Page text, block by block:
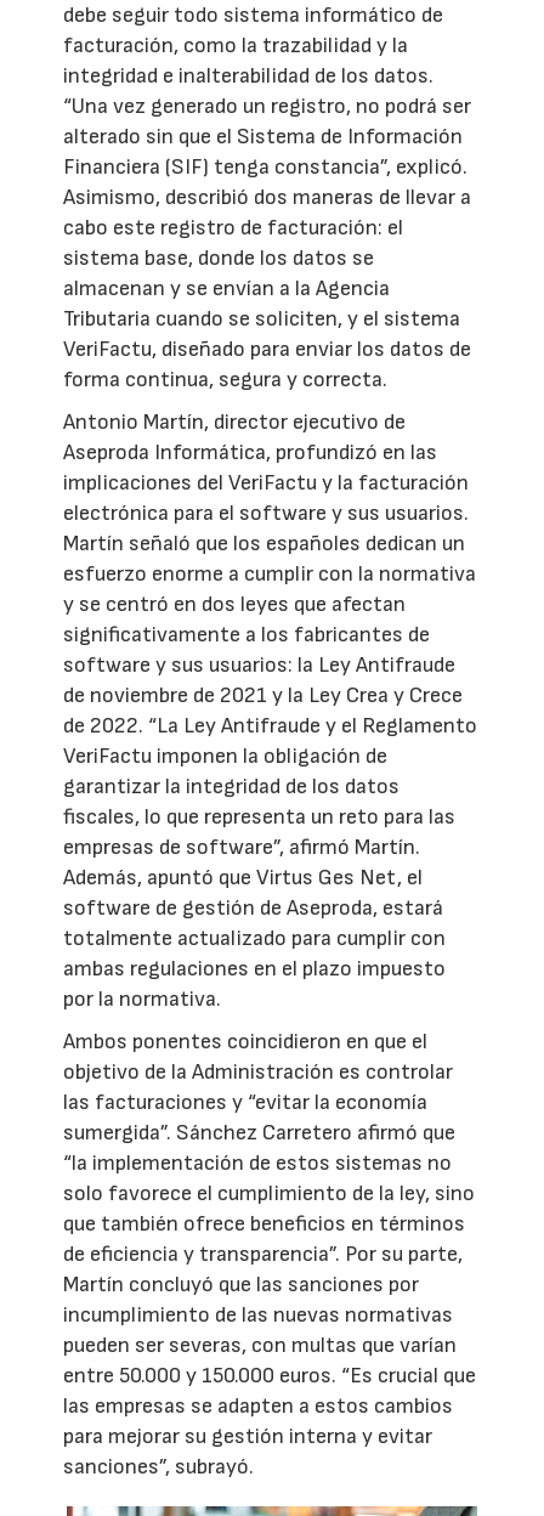
debe seguir todo sistema informático de
facturación, como la trazabilidad y la
integridad e inalterabilidad de los datos.
“Una vez generado un registro, no podrá ser
alterado sin que el Sistema de Información
Financiera (SIF) tenga constancia”, explicó.
Asimismo, describió dos maneras de llevar a
cabo este registro de facturación: el
sistema base, donde los datos se
almacenan y se envían a la Agencia
Tributaria cuando se soliciten, y el sistema
VeriFactu, diseñado para enviar los datos de
forma continua, segura y correcta.
Antonio Martín, director ejecutivo de
Aseproda Informática, profundizó en las
implicaciones del VeriFactu y la facturación
electrónica para el software y sus usuarios.
Martín señaló que los españoles dedican un
esfuerzo enorme a cumplir con la normativa
y se centró en dos leyes que afectan
significativamente a los fabricantes de
software y sus usuarios: la Ley Antifraude
de noviembre de 2021 y la Ley Crea y Crece
de 2022. “La Ley Antifraude y el Reglamento
VeriFactu imponen la obligación de
garantizar la integridad de los datos
fiscales, lo que representa un reto para las
empresas de software”, afirmó Martín.
Además, apuntó que Virtus Ges Net, el
software de gestión de Aseproda, estará
totalmente actualizado para cumplir con
ambas regulaciones en el plazo impuesto
por la normativa.
Ambos ponentes coincidieron en que el
objetivo de la Administración es controlar
las facturaciones y “evitar la economía
sumergida”. Sánchez Carretero afirmó que
“la implementación de estos sistemas no
solo favorece el cumplimiento de la ley, sino
que también ofrece beneficios en términos
de eficiencia y transparencia”. Por su parte,
Martín concluyó que las sanciones por
incumplimiento de las nuevas normativas
pueden ser severas, con multas que varían
entre 50.000 y 150.000 euros. “Es crucial que
las empresas se adapten a estos cambios
para mejorar su gestión interna y evitar
sanciones”, subrayó.